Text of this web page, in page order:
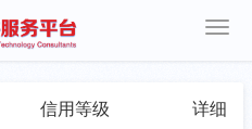
详细
信用等级